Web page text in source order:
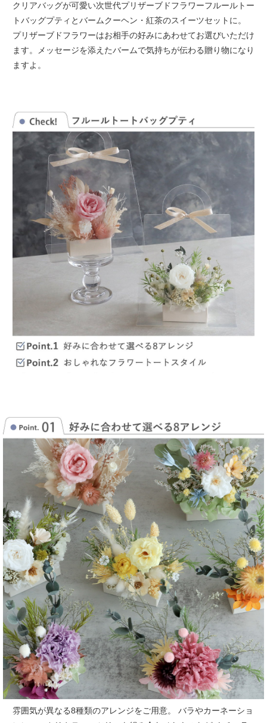
クリアバッグが可愛い次世代プリザーブドフラワーフルールトー
トバッグプティとバームクーヘン・紅茶のスイーツセットに。
プリザーブドフラワーはお相手の好みにあわせてお選びいただけ
ます。
メッセージを添えたバームで気持ちが伝わる贈り物になり
ますよ。
雰囲気が異なる8種類のアレンジをご用意。
バラやカーネーショ